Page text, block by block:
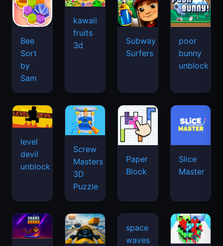
Bee
Sort
by
Sam
kawaii
fruits
3d
Subway
Surfers
poor
bunny
unblock
level
devil
unblock
Screw
Masters
3D
Puzzle
Paper
Block
Slice
Master
space
waves